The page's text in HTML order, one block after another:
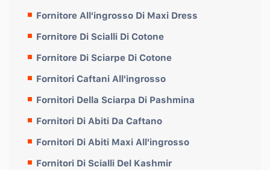
Fornitore All'ingrosso Di Maxi Dress
Fornitore Di Scialli Di Cotone
Fornitore Di Sciarpe Di Cotone
Fornitori Caftani All'ingrosso
Fornitori Della Sciarpa Di Pashmina
Fornitori Di Abiti Da Caftano
Fornitori Di Abiti Maxi All'ingrosso
Fornitori Di Scialli Del Kashmir